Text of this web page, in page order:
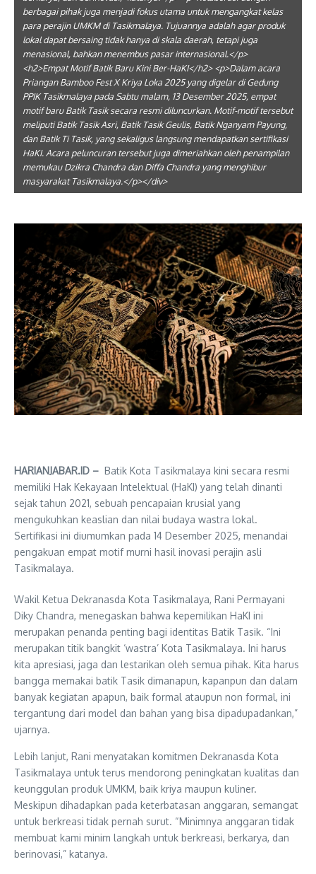
berbagai pihak juga menjadi fokus utama untuk mengangkat kelas
para perajin UMKM di Tasikmalaya. Tujuannya adalah agar produk
lokal dapat bersaing tidak hanya di skala daerah, tetapi juga
menasional, bahkan menembus pasar internasional.</p>
<h2>Empat Motif Batik Baru Kini Ber-HaKI</h2> <p>Dalam acara
Priangan Bamboo Fest X Kriya Loka 2025 yang digelar di Gedung
PPIK Tasikmalaya pada Sabtu malam, 13 Desember 2025, empat
motif baru Batik Tasik secara resmi diluncurkan. Motif-motif tersebut
meliputi Batik Tasik Asri, Batik Tasik Geulis, Batik Nganyam Payung,
dan Batik Ti Tasik, yang sekaligus langsung mendapatkan sertifikasi
HaKI. Acara peluncuran tersebut juga dimeriahkan oleh penampilan
memukau Dzikra Chandra dan Diffa Chandra yang menghibur
masyarakat Tasikmalaya.</p></div>
HARIANJABAR.ID – Batik Kota Tasikmalaya kini secara resmi
memiliki Hak Kekayaan Intelektual (HaKI) yang telah dinanti
sejak tahun 2021, sebuah pencapaian krusial yang
mengukuhkan keaslian dan nilai budaya wastra lokal.
Sertifikasi ini diumumkan pada 14 Desember 2025, menandai
pengakuan empat motif murni hasil inovasi perajin asli
Tasikmalaya.
Wakil Ketua Dekranasda Kota Tasikmalaya, Rani Permayani
Diky Chandra, menegaskan bahwa kepemilikan HaKI ini
merupakan penanda penting bagi identitas Batik Tasik. “Ini
merupakan titik bangkit ‘wastra’ Kota Tasikmalaya. Ini harus
kita apresiasi, jaga dan lestarikan oleh semua pihak. Kita harus
bangga memakai batik Tasik dimanapun, kapanpun dan dalam
banyak kegiatan apapun, baik formal ataupun non formal, ini
tergantung dari model dan bahan yang bisa dipadupadankan,”
ujarnya.
Lebih lanjut, Rani menyatakan komitmen Dekranasda Kota
Tasikmalaya untuk terus mendorong peningkatan kualitas dan
keunggulan produk UMKM, baik kriya maupun kuliner.
Meskipun dihadapkan pada keterbatasan anggaran, semangat
untuk berkreasi tidak pernah surut. “Minimnya anggaran tidak
membuat kami minim langkah untuk berkreasi, berkarya, dan
berinovasi,” katanya.